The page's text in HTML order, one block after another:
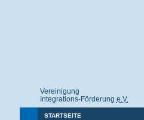
Vereinigung
Integrations-Förderung e.V.
STARTSEITE